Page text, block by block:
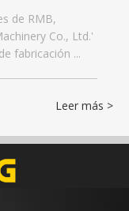
de RMB,
Co., Ltd.'
fabricación ...
Leer más >